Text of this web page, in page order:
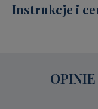
Instrukcje i